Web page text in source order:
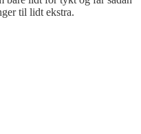
til lidt ekstra.